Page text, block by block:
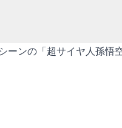
ーンの「超サイヤ人孫悟